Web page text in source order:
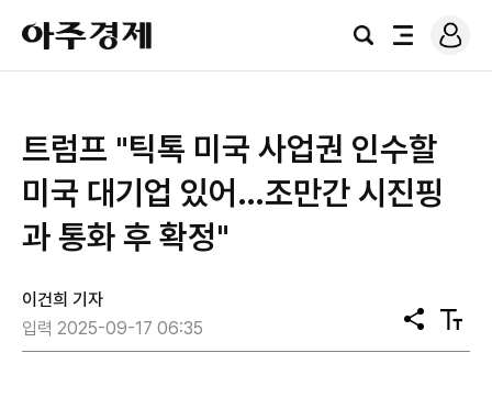
아
주
경
검
전
로
그
트럼프 "틱톡 미국 사업권 인수할
미국 대기업 있어…조만간 시진핑
과 통화 후 확정"
이건희 기자
입력 2025-09-17 06:35
공
유
텍
스